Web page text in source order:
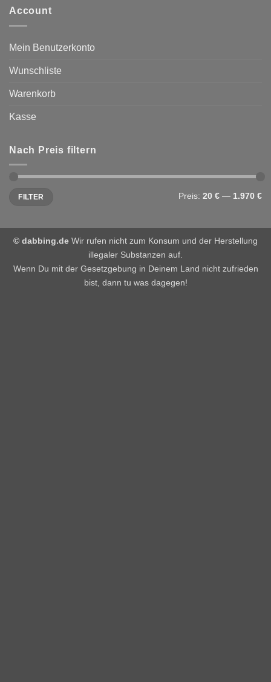
Account
Mein Benutzerkonto
Wunschliste
Warenkorb
Kasse
Nach Preis filtern
Preis
PreisFILTER Preis: 20 € — 1.970 €
© dabbing.de Wir rufen nicht zum Konsum und der Herstellung
illegaler Substanzen auf.
Wenn Du mit der Gesetzgebung in Deinem Land nicht zufrieden
bist, dann tu was dagegen!